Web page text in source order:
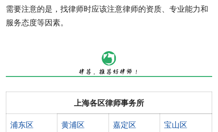
需要注意的是，找律师时应该注意律师的资质、专业能力和
服务态度等因素。
上海各区律师事务所
浦东区 黄浦区 嘉定区 宝山区